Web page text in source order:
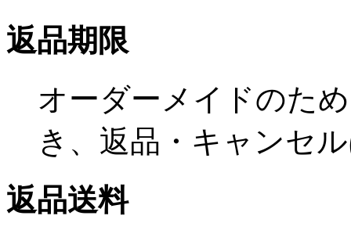
返品期限
オーダーメイドのた
き、返品・キャンセ
返品送料